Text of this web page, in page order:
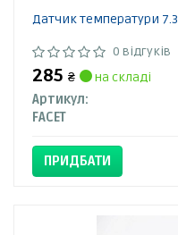
Датчик температури
0 відгуків
285 ₴
на складі
Артикул:
FACET
ПРИДБАТИ